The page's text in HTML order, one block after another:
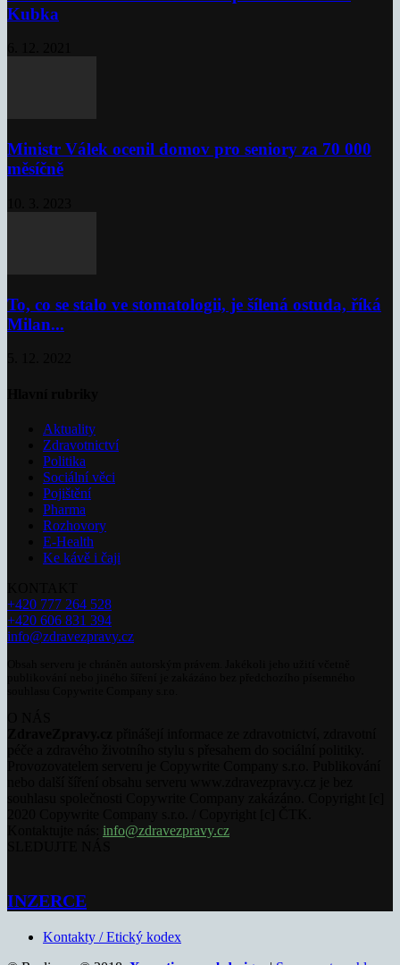
Kubka
Ministr Válek ocenil domov pro seniory za 70 000
měsíčně
To, co se stalo ve stomatologii, je šílená ostuda, říká
Milan...
Aktuality
Zdravotnictví
Politika
Sociální věci
Pojištění
Pharma
Rozhovory
E-Health
Ke kávě i čaji
+420 777 264 528
+420 606 831 394
info@zdravezpravy.cz
info@zdravezpravy.cz
INZERCE
Kontakty / Etický kodex